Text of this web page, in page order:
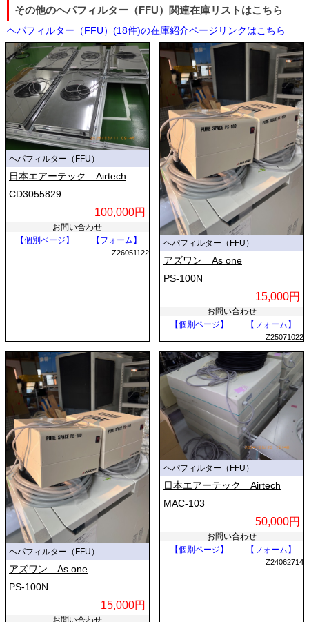
その他のヘパフィルター（FFU）関連在庫リストはこちら
ヘパフィルター（FFU）(18件)の在庫紹介ページリンクはこちら
ヘパフィルター（FFU）
日本エアーテック Airtech
CD3055829
100,000円
お問い合わせ
【個別ページ】
【フォーム】
Z26051122
ヘパフィルター（FFU）
アズワン As one
PS-100N
15,000円
お問い合わせ
【個別ページ】
【フォーム】
Z25071022
ヘパフィルター（FFU）
アズワン As one
PS-100N
15,000円
お問い合わせ
ヘパフィルター（FFU）
日本エアーテック Airtech
MAC-103
50,000円
お問い合わせ
【個別ページ】
【フォーム】
Z24062714